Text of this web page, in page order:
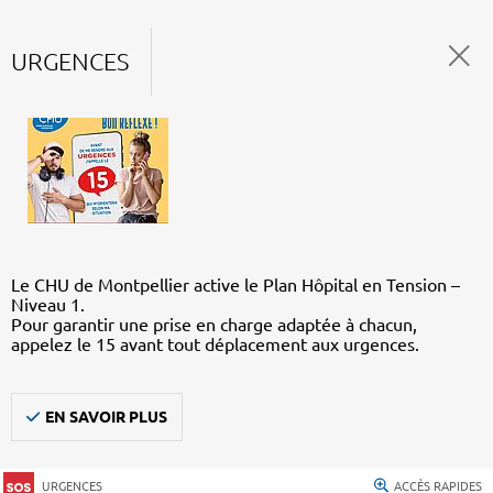
URGENCES
Le CHU de Montpellier active le Plan Hôpital en Tension –
Niveau 1.
Pour garantir une prise en charge adaptée à chacun,
appelez le 15 avant tout déplacement aux urgences.
EN SAVOIR PLUS
URGENCES ACCÈS RAPIDES